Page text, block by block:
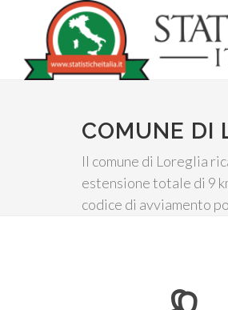
COMUNE DI
Il comune di Loreglia
estensione totale di 9
codice di avviamento